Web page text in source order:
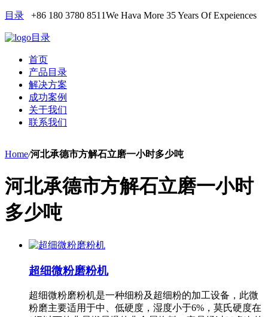
目录 +86 180 3780 8511We Hava More 35 Years Of Expeiences
目录
首页
产品目录
解决方案
成功案例
关于我们
联系我们
Home/河北承德市方解石立磨一小时多少吨
河北承德市方解石立磨一小时
多少吨
超细微粉磨粉机
超细微粉磨粉机是一种细粉及超细粉的加工设备，此微
粉磨主要适用于中、低硬度，湿度小于6%，莫氏硬度在